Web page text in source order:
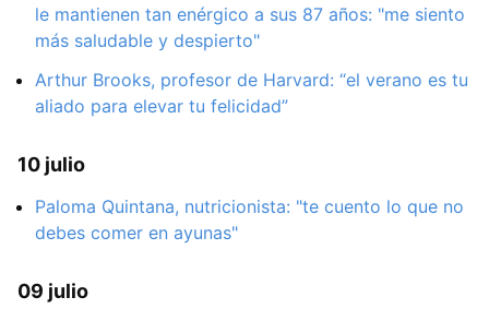
le mantienen tan enérgico a sus 87 años: "me siento
más saludable y despierto"
Arthur Brooks, profesor de Harvard: “el verano es tu
aliado para elevar tu felicidad”
10 julio
Paloma Quintana, nutricionista: "te cuento lo que no
debes comer en ayunas"
09 julio